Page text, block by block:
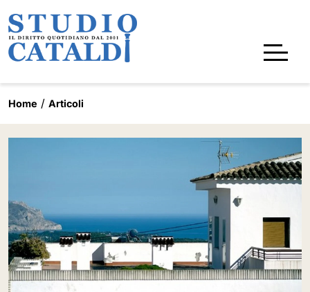
Home Articoli